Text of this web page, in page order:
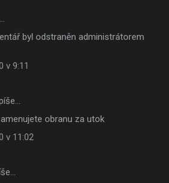
byl odstraněn administrátorem
v 9:11
obranu za utok
v 11:02